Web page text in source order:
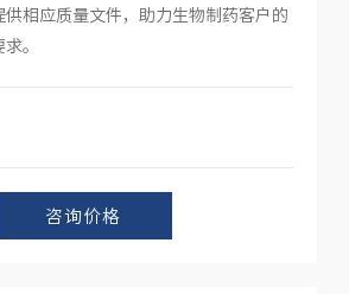
相应质量文件，助力生物制药客户的
。
咨询价格